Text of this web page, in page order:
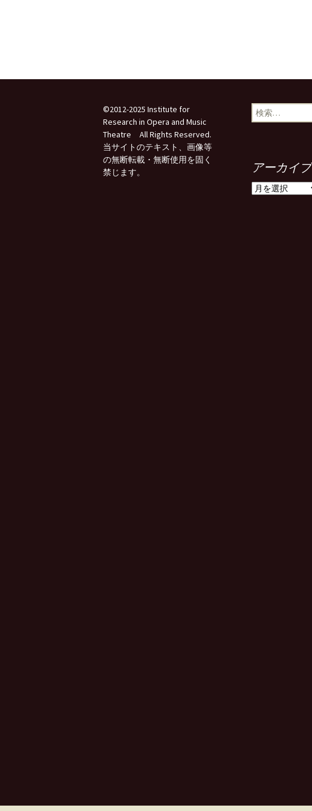
©2012-2025 Institute for
Research in Opera and Music
Theatre All Rights Reserved.
当サイトのテキスト、画像等
の無断転載・無断使用を固く
禁じます。
検
索:
アーカイブ
ア